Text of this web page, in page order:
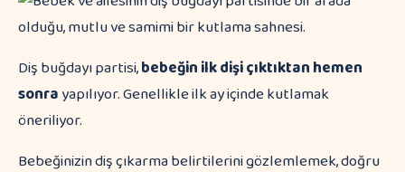
Diş buğdayı partisi,bebeğin ilk dişi çıktıktan hemen
sonrayapılıyor. Genellikle ilk ay içinde kutlamak
öneriliyor.
Bebeğinizin diş çıkarma belirtilerini gözlemlemek, doğru